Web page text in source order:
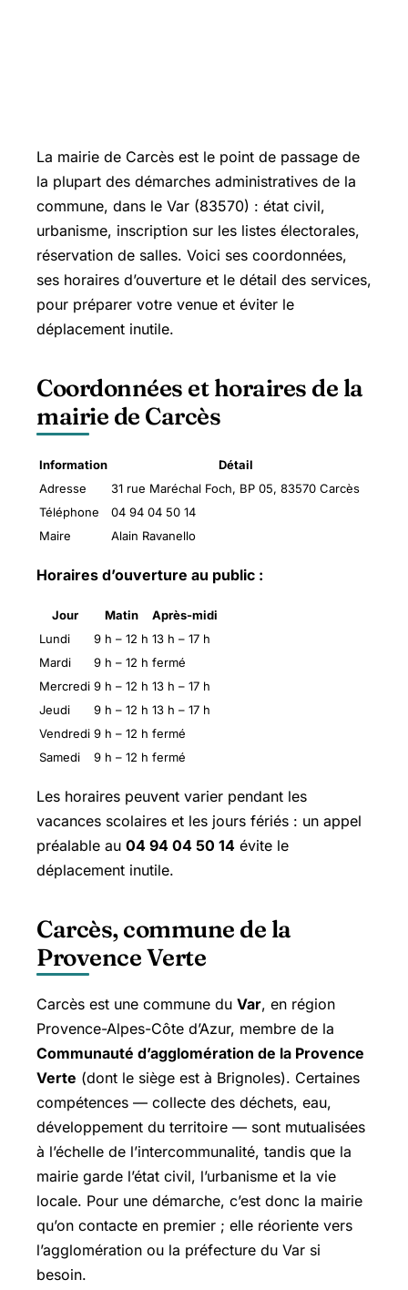
La mairie de Carcès est le point de passage de
la plupart des démarches administratives de la
commune, dans le Var (83570) : état civil,
urbanisme, inscription sur les listes électorales,
réservation de salles. Voici ses coordonnées,
ses horaires d’ouverture et le détail des services,
pour préparer votre venue et éviter le
déplacement inutile.
Coordonnées et horaires de la
mairie de Carcès
Information
Détail
Adresse
31 rue Maréchal Foch, BP 05, 83570 Carcès
Téléphone
04 94 04 50 14
Maire
Alain Ravanello
Horaires d’ouverture au public :
Jour Matin
Après-midi
Lundi
9 h – 12 h 13 h – 17 h
Mardi
9 h – 12 h fermé
Mercredi 9 h – 12 h 13 h – 17 h
Jeudi
9 h – 12 h 13 h – 17 h
Vendredi 9 h – 12 h fermé
Samedi
9 h – 12 h fermé
Les horaires peuvent varier pendant les
vacances scolaires et les jours fériés : un appel
préalable au 04 94 04 50 14 évite le
déplacement inutile.
Carcès, commune de la
Provence Verte
Carcès est une commune du Var, en région
Provence-Alpes-Côte d’Azur, membre de la
Communauté d’agglomération de la Provence
Verte (dont le siège est à Brignoles). Certaines
compétences — collecte des déchets, eau,
développement du territoire — sont mutualisées
à l’échelle de l’intercommunalité, tandis que la
mairie garde l’état civil, l’urbanisme et la vie
locale. Pour une démarche, c’est donc la mairie
qu’on contacte en premier ; elle réoriente vers
l’agglomération ou la préfecture du Var si
besoin.